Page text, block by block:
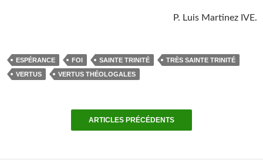
P. Luis Martinez IVE.
ESPÉRANCE FOI SAINTE TRINITÉ
TRÈS SAINTE TRINITÉ
VERTUS
VERTUS THÉOLOGALES
ARTICLES PRÉCÉDENTS